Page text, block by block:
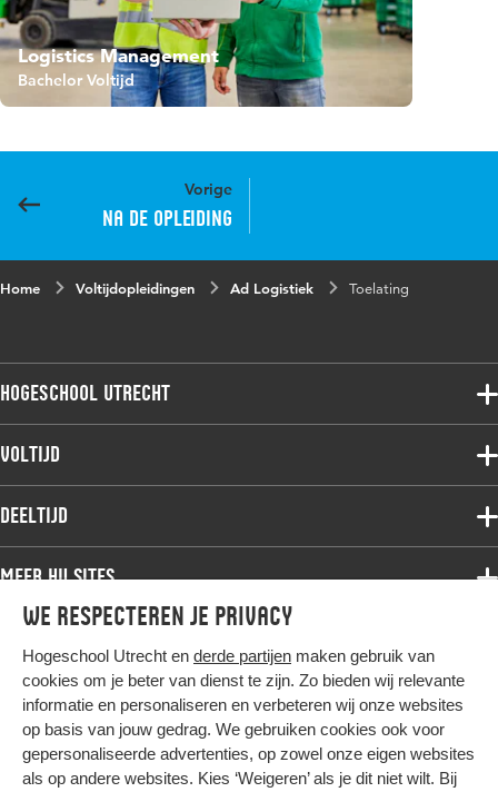
We respecteren je privacy
Hogeschool Utrecht en derde partijen maken gebruik van
cookies om je beter van dienst te zijn. Zo bieden wij relevante
informatie en personaliseren en verbeteren wij onze websites
op basis van jouw gedrag. We gebruiken cookies ook voor
gepersonaliseerde advertenties, op zowel onze eigen websites
als op andere websites. Kies ‘Weigeren’ als je dit niet wilt. Bij
Logistics Management
Bachelor Voltijd
Vorige
Na de opleiding
Home Voltijdopleidingen Ad Logistiek Toelating
Hogeschool Utrecht
Voltijdopleidingen
Deeltijdopleidingen
Onderzoek
Werken bij de HU
Contact
Voltijd
Associate degree
Bachelor
Master
Studiekeuze voltijd
Deeltijd
Associate degree
Bachelor
Master
Post-master
Studiekeuze deeltijd
Meer HU sites
HU International
HU Bibliotheek
HU Ontwikkelt
Duurzame HU
Intranet
Hier komt alles samen